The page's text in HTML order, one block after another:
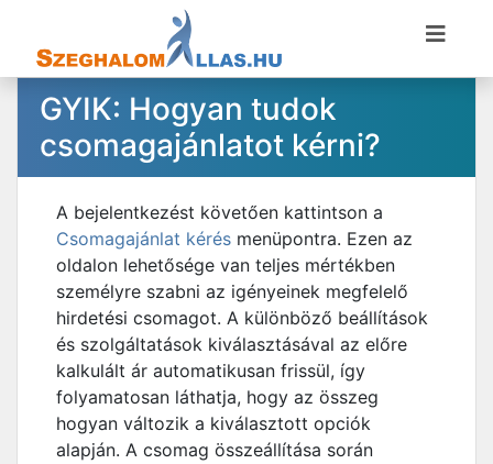
GYIK: Hogyan tudok
csomagajánlatot kérni?
A bejelentkezést követően kattintson a
Csomagajánlat kérés menüpontra. Ezen az
oldalon lehetősége van teljes mértékben
személyre szabni az igényeinek megfelelő
hirdetési csomagot. A különböző beállítások
és szolgáltatások kiválasztásával az előre
kalkulált ár automatikusan frissül, így
folyamatosan láthatja, hogy az összeg
hogyan változik a kiválasztott opciók
alapján. A csomag összeállítása során